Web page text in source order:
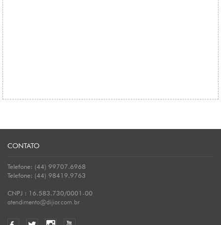
CONTATO
Telefone: (44) 99707.6968
Telefone: (44) 98419.9763
CNPJ : 16.583.730/0001-00
atendimento@dijior.com.br